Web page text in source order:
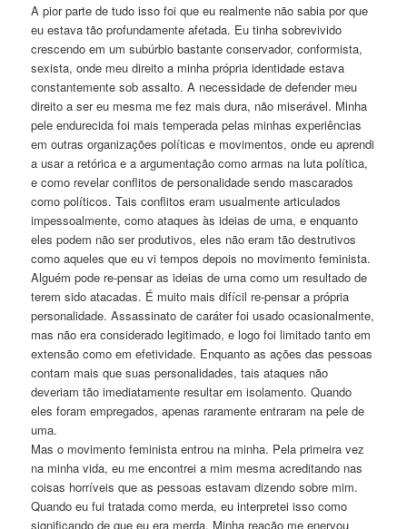
A pior parte de tudo isso foi que eu realmente não sabia por que
eu estava tão profundamente afetada. Eu tinha sobrevivido
crescendo em um subúrbio bastante conservador, conformista,
sexista, onde meu direito a minha própria identidade estava
constantemente sob assalto. A necessidade de defender meu
direito a ser eu mesma me fez mais dura, não miserável. Minha
pele endurecida foi mais temperada pelas minhas experiências
em outras organizações políticas e movimentos, onde eu aprendi
a usar a retórica e a argumentação como armas na luta política,
e como revelar conflitos de personalidade sendo mascarados
como políticos. Tais conflitos eram usualmente articulados
impessoalmente, como ataques às ideias de uma, e enquanto
eles podem não ser produtivos, eles não eram tão destrutivos
como aqueles que eu vi tempos depois no movimento feminista.
Alguém pode re-pensar as ideias de uma como um resultado de
terem sido atacadas. É muito mais difícil re-pensar a própria
personalidade. Assassinato de caráter foi usado ocasionalmente,
mas não era considerado legitimado, e logo foi limitado tanto em
extensão como em efetividade. Enquanto as ações das pessoas
contam mais que suas personalidades, tais ataques não
deveriam tão imediatamente resultar em isolamento. Quando
eles foram empregados, apenas raramente entraram na pele de
uma.
Mas o movimento feminista entrou na minha. Pela primeira vez
na minha vida, eu me encontrei a mim mesma acreditando nas
coisas horríveis que as pessoas estavam dizendo sobre mim.
Quando eu fui tratada como merda, eu interpretei isso como
significando de que eu era merda. Minha reação me enervou